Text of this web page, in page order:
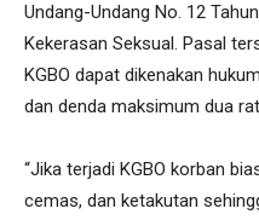
Undang-Undang No. 12
Kekerasan Seksual. Pasal
KGBO dapat dikenakan
dan denda maksimum dua
“Jika terjadi KGBO korban
cemas, dan ketakutan